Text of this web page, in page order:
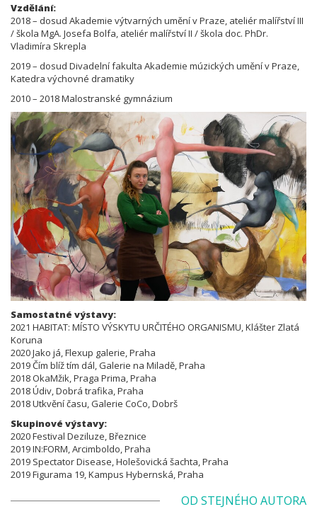
Vzdělání:
2018 – dosud Akademie výtvarných umění v Praze, ateliér malířství III
/ škola MgA. Josefa Bolfa, ateliér malířství II / škola doc. PhDr.
Vladimíra Skrepla
2019 – dosud Divadelní fakulta Akademie múzických umění v Praze,
Katedra výchovné dramatiky
2010 – 2018 Malostranské gymnázium
Samostatné výstavy:
2021 HABITAT: MÍSTO VÝSKYTU URČITÉHO ORGANISMU, Klášter Zlatá
Koruna
2020 Jako já, Flexup galerie, Praha
2019 Čím blíž tím dál, Galerie na Miladě, Praha
2018 OkaMžik, Praga Prima, Praha
2018 Údiv, Dobrá trafika, Praha
2018 Utkvění času, Galerie CoCo, Dobrš
Skupinové výstavy:
2020 Festival Deziluze, Březnice
2019 IN:FORM, Arcimboldo, Praha
2019 Spectator Disease, Holešovická šachta, Praha
2019 Figurama 19, Kampus Hybernská, Praha
OD STEJNÉHO AUTORA